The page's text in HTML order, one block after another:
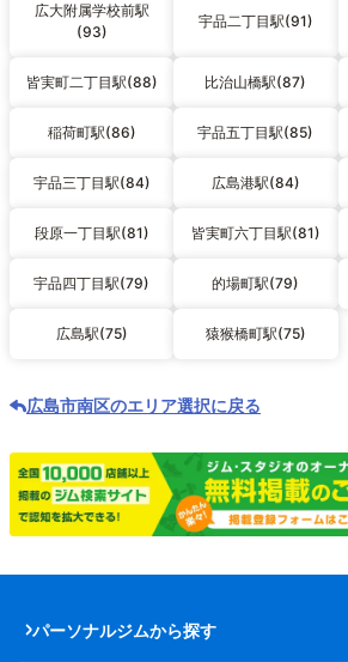
広大附属学校前駅
(93)
宇品二丁目駅(91)
皆実町二丁目駅(88) 比治山橋駅(87)
稲荷町駅(86) 宇品五丁目駅(85)
宇品三丁目駅(84) 広島港駅(84)
段原一丁目駅(81) 皆実町六丁目駅(81)
宇品四丁目駅(79) 的場町駅(79)
広島駅(75) 猿猴橋町駅(75)
広島市南区のエリア選択に戻る
パーソナルジムから探す